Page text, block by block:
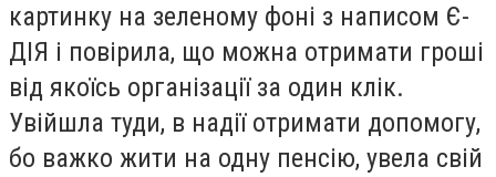
картинку на зеленому фоні з написом Є-
ДІЯ і повірила, що можна отримати гроші
від якоїсь організації за один клік.
Увійшла туди, в надії отримати допомогу,
бо важко жити на одну пенсію, увела свій